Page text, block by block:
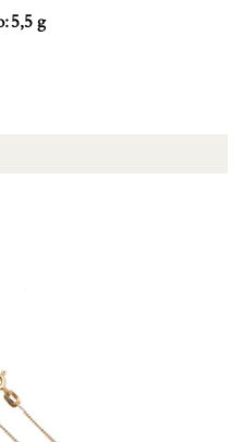
5,5 g